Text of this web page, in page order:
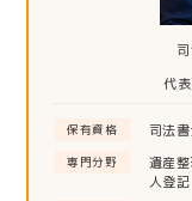
代
保有資格 司法
専門分野
遺産
人登記